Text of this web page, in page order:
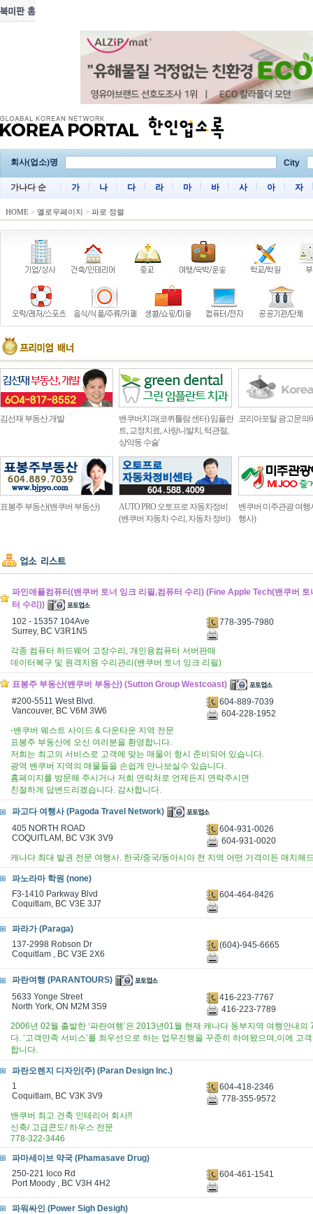
회사(업소)명 City
가나다 순 가 나 다 라 마 바 사 아 자
HOME > 옐로우페이지 > 파로 정렬
김선재 부동산.개발
밴쿠버치과(코퀴틀람 센터) 임플란
트, 교정치료, 사랑니발치, 턱관절,
상악동 수술'
코리아포탈 광고문의
표봉주 부동산(밴쿠버 부동산)
AUTO PRO 오토프로 자동차정비
(밴쿠버 자동차 수리, 자동차 정비)
밴쿠버 미주관광 여행
행사)
파인애플컴퓨터(밴쿠버 토너 잉크 리필,컴퓨터 수리) (Fine Apple Tech(밴쿠버 토
터 수리))
102 - 15357 104Ave
Surrey, BC V3R1N5
778-395-7980
각종 컴퓨터 하드웨어 고장수리, 개인용컴퓨터 서버판매
데이터복구 및 원격지원 수리관리(밴쿠버 토너 잉크 리필)
표봉주 부동산(밴쿠버 부동산) (Sutton Group Westcoast)
#200-5511 West Blvd.
Vancouver, BC V6M 3W6
604-889-7039
604-228-1952
-밴쿠버 웨스트 사이드 & 다운타운 지역 전문
표봉주 부동산에 오신 여러분을 환영합니다.
저희는 최고의 서비스로 고객에 맞는 매물이 항시 준비되어 있습니다.
광역 밴쿠버 지역의 매물들을 손쉽게 만나보실수 있습니다.
홈페이지를 방문해 주시거나 저희 연락처로 언제든지 연락주시면
친절하게 답변드리겠습니다. 감사합니다.
파고다 여행사 (Pagoda Travel Network)
405 NORTH ROAD
COQUITLAM, BC V3K 3V9
604-931-0026
604-931-0020
캐나다 최대 발권 전문 여행사. 한국/중국/동아시아 전 지역 어떤 가격이든 매치해
파노라마 학원 (none)
F3-1410 Parkway Blvd
Coquitlam, BC V3E 3J7
604-464-8426
파라가 (Paraga)
137-2998 Robson Dr
Coquitlam , BC V3E 2X6
(604)-945-6665
파란여행 (PARANTOURS)
5633 Yonge Street
North York, ON M2M 3S9
416-223-7767
416-223-7789
2006년 02월 출발한 ‘파란여행’은 2013년01월 현재 캐나다 동부지역 여행안내
다. ‘고객만족 서비스’를 최우선으로 하는 업무진행을 꾸준히 하여왔으며,이에 고
합니다.
파란오렌지 디자인(주) (Paran Design Inc.)
1
Coquitlam, BC V3K 3V9
604-418-2346
778-355-9572
밴쿠버 최고 건축 인테리어 회사!!
신축/ 고급콘도/ 하우스 전문
778-322-3446
파마세이브 약국 (Phamasave Drug)
250-221 Ioco Rd
Port Moody , BC V3H 4H2
604-461-1541
파워싸인 (Power Sigh Desigh)